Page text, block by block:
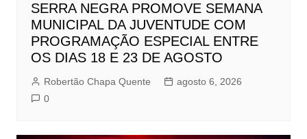
SERRA NEGRA PROMOVE SEMANA
MUNICIPAL DA JUVENTUDE COM
PROGRAMAÇÃO ESPECIAL ENTRE
OS DIAS 18 E 23 DE AGOSTO
Robertão Chapa Quente
agosto 6, 2026
0